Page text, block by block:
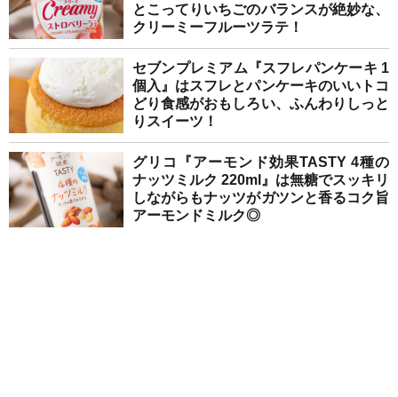
とこってりいちごのバランスが絶妙な、
クリーミーフルーツラテ！
セブンプレミアム『スフレパンケーキ 1
個入』はスフレとパンケーキのいいトコ
どり食感がおもしろい、ふんわりしっと
りスイーツ！
グリコ『アーモンド効果TASTY 4種の
ナッツミルク 220ml』は無糖でスッキリ
しながらもナッツがガツンと香るコク旨
アーモンドミルク◎